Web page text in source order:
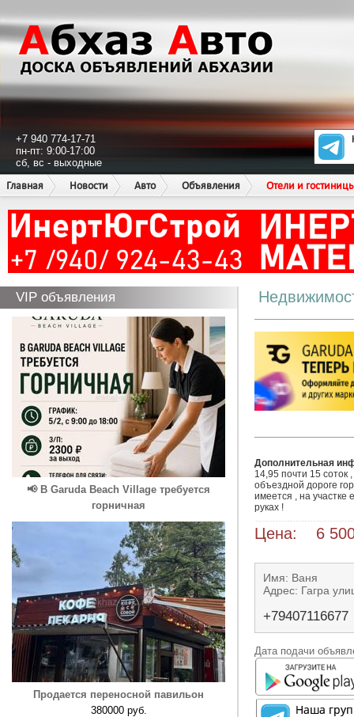
+7 940 774-17-71
пн-пт: 9:00-17:00
сб, вс - выходные
Главная
Новости Авто Объявления Отели и
VIP объявления
📢 В Garuda Beach Village требуется
горничная
Продается переносной павильон
380000 руб.
Дополнительная
14,95 почти 15 соток
объездной дороге
имеется , на участке
руках !
Цена: 6 500
Имя: Ваня
Адрес: Гагра
+79407116677
Дата подачи